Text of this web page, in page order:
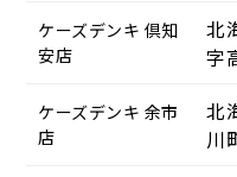
ケーズデンキ 倶知
安店
北
字
ケーズデンキ 余市
店
北
川